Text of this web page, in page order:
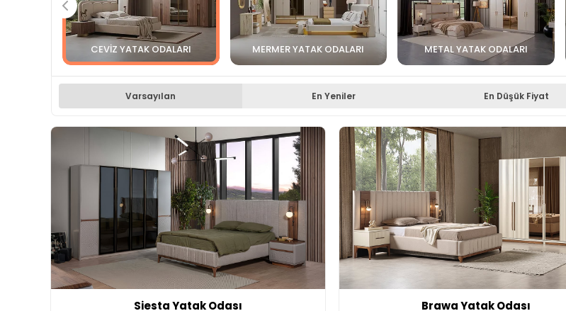
CEVIZ YATAK ODALARI MERMER YATAK ODALARI METAL YATAK ODALARI
Varsayılan En Yeniler En Düşük Fiyat
Siesta Yatak Odası Brawa Yatak Odası